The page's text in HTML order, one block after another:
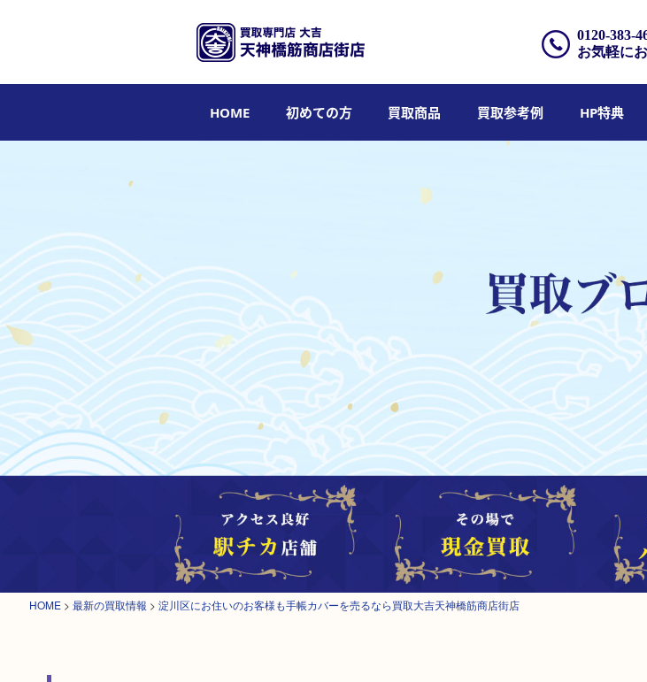
0120-383-
お気軽に
HOME 初めての方 買取商品 買取参考例 HP特典
HOME > 最新の買取情報 > 淀川区にお住いのお客様も手帳カバーを売るなら買取大吉天神橋筋商店街店